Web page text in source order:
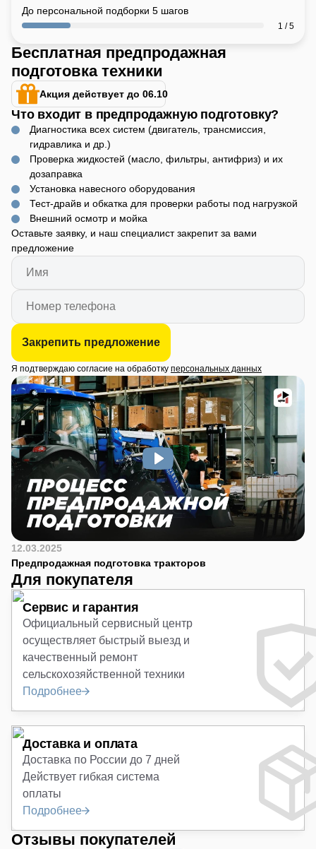
До персональной подборки 5 шагов
1 / 5
Бесплатная предпродажная
подготовка техники
Акция действует до 06.10
Что входит в предпродажную подготовку?
Диагностика всех систем (двигатель, трансмиссия,
гидравлика и др.)
Проверка жидкостей (масло, фильтры, антифриз) и их
дозаправка
Установка навесного оборудования
Тест-драйв и обкатка для проверки работы под нагрузкой
Внешний осмотр и мойка
Оставьте заявку, и наш специалист закрепит за вами
предложение
Закрепить предложение
Я подтверждаю согласие на обработку персональных данных
12.03.2025
Предпродажная подготовка тракторов
Для покупателя
Сервис и гарантия
Официальный сервисный центр
осуществляет быстрый выезд и
качественный ремонт
сельскохозяйственной техники
Подробнее
Доставка и оплата
Доставка по России до 7 дней
Действует гибкая система
оплаты
Подробнее
Отзывы покупателей